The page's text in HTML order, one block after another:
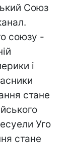
Союз
союзу -
і
стане
Уго
стане